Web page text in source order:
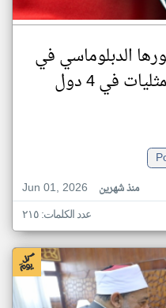
الدبلوماسي في
إفريقيا بافتتاح ممثليات في 4 دول
Jun 01, 2026
منذ شهرين
عدد الكلمات: ٢١٥